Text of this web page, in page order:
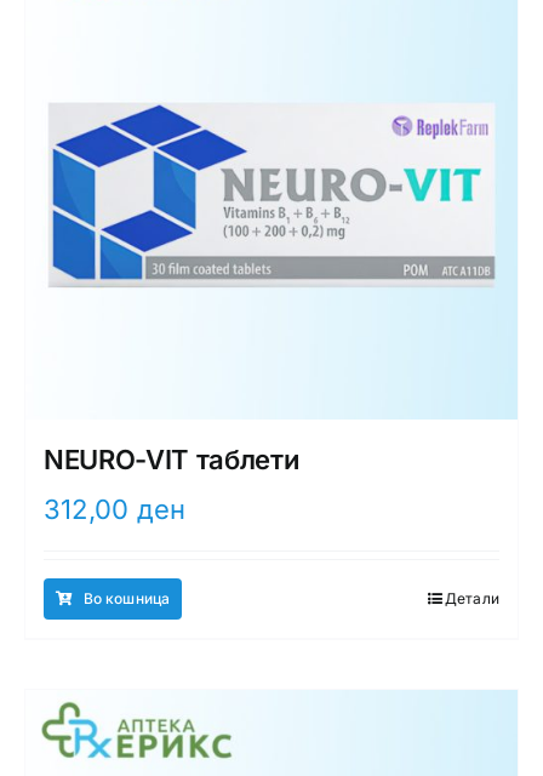
NEURO-VIT таблети
312,00 ден
Во кошница Детали